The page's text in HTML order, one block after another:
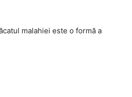
malahiei este o formă a